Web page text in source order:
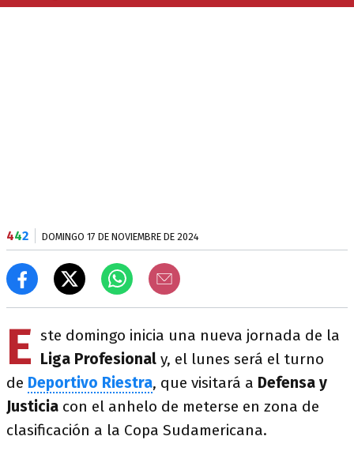
442 DOMINGO 17 DE NOVIEMBRE DE 2024
E ste domingo inicia una nueva jornada de la
Liga Profesional y, el lunes será el turno
de Deportivo Riestra, que visitará a Defensa y
Justicia con el anhelo de meterse en zona de
clasificación a la Copa Sudamericana.